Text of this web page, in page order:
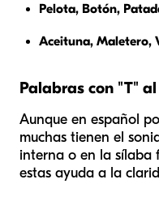
Pelota, Botón,
Aceituna, Maletero,
Palabras con "T"
Aunque en español
muchas tienen el
interna o en la sílaba
estas ayuda a la